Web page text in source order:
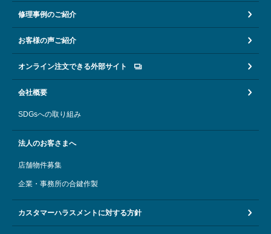
修理事例のご紹介
お客様の声ご紹介
オンライン注文できる外部サイト
会社概要
SDGsへの取り組み
法人のお客さまへ
店舗物件募集
企業・事務所の合鍵作製
カスタマーハラスメントに対する方針